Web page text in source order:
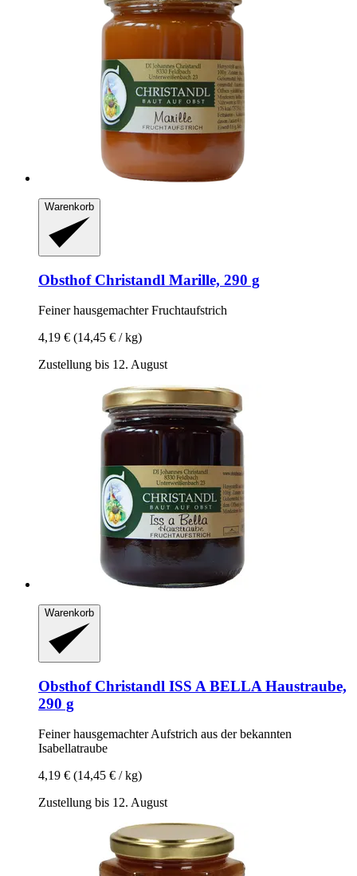
Warenkorb
Obsthof Christandl Marille, 290 g
Feiner hausgemachter Fruchtaufstrich
4,19 € (14,45 € / kg)
Zustellung bis 12. August
Warenkorb
Obsthof Christandl ISS A BELLA Haustraube,
290 g
Feiner hausgemachter Aufstrich aus der bekannten
Isabellatraube
4,19 € (14,45 € / kg)
Zustellung bis 12. August